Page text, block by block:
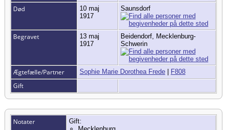
Død
10 maj
1917
Saunsdorf
Begravet
13 maj
1917
Beidendorf, Mecklenburg-
Schwerin
Ægtefælle/Partner Sophie Marie Dorothea Frede | F808
Gift
Notater
Gift: